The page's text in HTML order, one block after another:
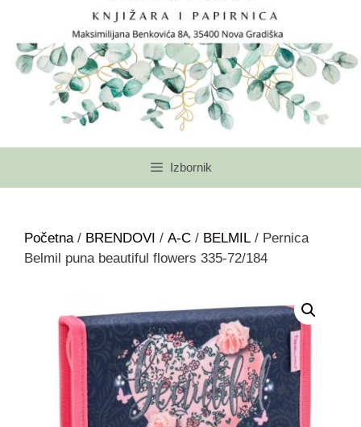
Izbornik
Početna/ BRENDOVI / A-C / BELMIL / Pernica
Belmil puna beautiful flowers 335-72/184